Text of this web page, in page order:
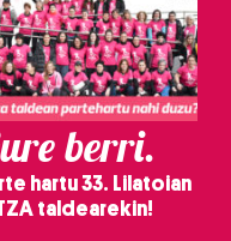
berri.
hartu 33. Lilatoian
taldearekin!